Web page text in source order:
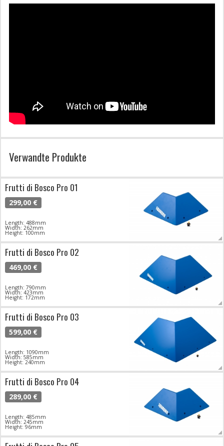
Verwandte Produkte
Frutti di Bosco Pro 01
299,00 €
Length: 488mm
Width: 262mm
Height: 100mm
Frutti di Bosco Pro 02
469,00 €
Length: 790mm
Width: 423mm
Height: 172mm
Frutti di Bosco Pro 03
599,00 €
Length: 1090mm
Width: 585mm
Height: 240mm
Frutti di Bosco Pro 04
289,00 €
Length: 485mm
Width: 245mm
Height: 96mm